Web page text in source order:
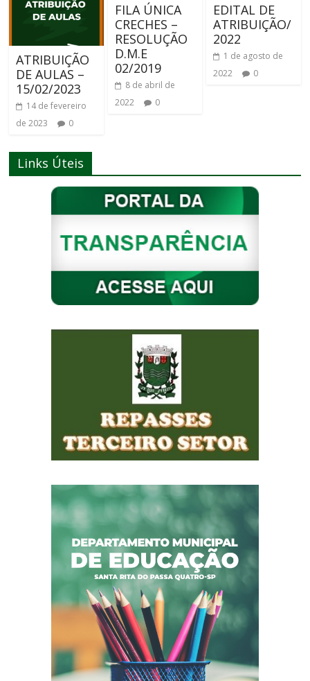
ATRIBUIÇÃO
DE AULAS –
15/02/2023
14 de fevereiro
de 2023
0
FILA ÚNICA
CRECHES –
RESOLUÇÃO
D.M.E
02/2019
8 de abril de
2022
0
EDITAL DE
ATRIBUIÇÃO/
2022
1 de agosto de
2022
0
Links Úteis